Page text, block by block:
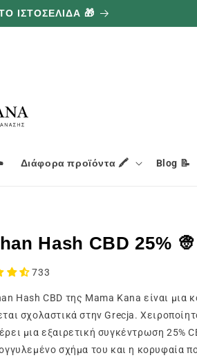
ΙΣΤΟΣΕΛΙΔΑ 🎁
Διάφορα προϊόντα 🖍️ Blog 📝
Hash CBD 25% 👳
733
Hash CBD της Mama Kana είναι μια
σχολαστικά στην Grecja.
μια εξαιρετική συγκέντρωση 25%
σχήμα του και η κορυφαία